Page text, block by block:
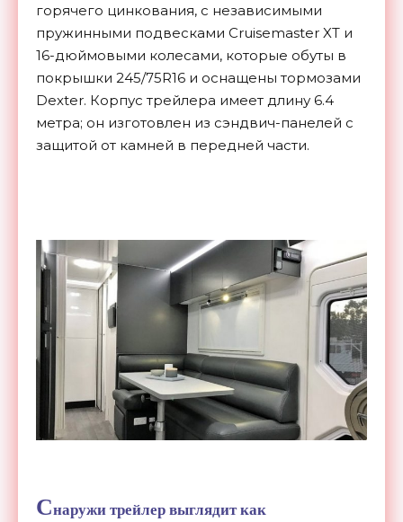
горячего цинкования, с независимыми
пружинными подвесками Cruisemaster XT и
16-дюймовыми колесами, которые обуты в
покрышки 245/75R16 и оснащены тормозами
Dexter. Корпус трейлера имеет длину 6.4
метра; он изготовлен из сэндвич-панелей с
защитой от камней в передней части.
Снаружи трейлер выглядит как